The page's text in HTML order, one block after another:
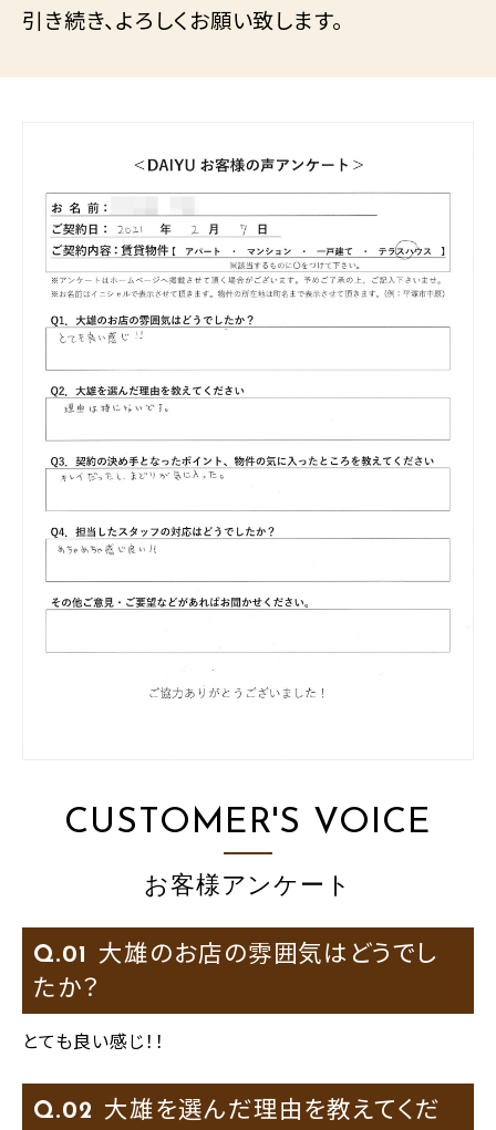
引き続き、よろしくお願い致します。
CUSTOMER'S VOICE
お客様アンケート
Q.
大雄のお店の雰囲気はどうでし
たか？
とても良い感じ！！
Q.
大雄を選んだ理由を教えてくだ